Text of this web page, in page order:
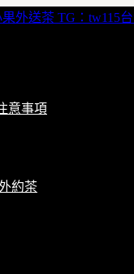
意事項
約茶